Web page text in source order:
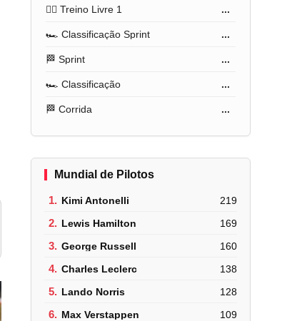
🏋️‍♂️ Treino Livre 1 ...
🏎️ Classificação Sprint ...
🏁 Sprint ...
🏎️ Classificação ...
🏁 Corrida ...
Mundial de Pilotos
1. Kimi Antonelli 219
2. Lewis Hamilton 169
3. George Russell 160
4. Charles Leclerc 138
5. Lando Norris 128
6. Max Verstappen 109